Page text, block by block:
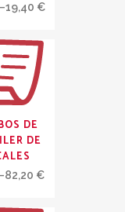
–19,40 €
DE
DE
82,20 €